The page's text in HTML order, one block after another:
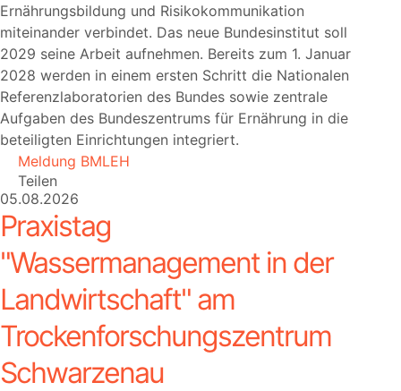
Ernährungsbildung und Risikokommunikation
miteinander verbindet. Das neue Bundesinstitut soll
2029 seine Arbeit aufnehmen. Bereits zum 1. Januar
2028 werden in einem ersten Schritt die Nationalen
Referenzlaboratorien des Bundes sowie zentrale
Aufgaben des Bundeszentrums für Ernährung in die
beteiligten Einrichtungen integriert.
Meldung BMLEH
Teilen
05.08.2026
Praxistag
"Wassermanagement in der
Landwirtschaft" am
Trockenforschungszentrum
Schwarzenau